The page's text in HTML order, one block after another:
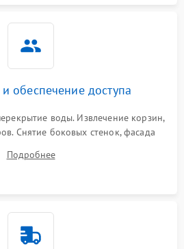
обеспечение доступа
воды. Извлечение корзин,
Снятие боковых стенок, фасада
насосу, ТЭНу и сливной помпе.
Подробнее